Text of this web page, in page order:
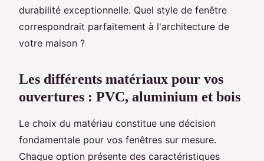
durabilité exceptionnelle. Quel style de fenêtre
correspondrait parfaitement à l'architecture de
votre maison ?
Les différents matériaux pour vos
ouvertures : PVC, aluminium et bois
Le choix du matériau constitue une décision
fondamentale pour vos fenêtres sur mesure.
Chaque option présente des caractéristiques